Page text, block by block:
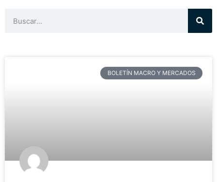
BOLETÍN MACRO Y MERCADOS